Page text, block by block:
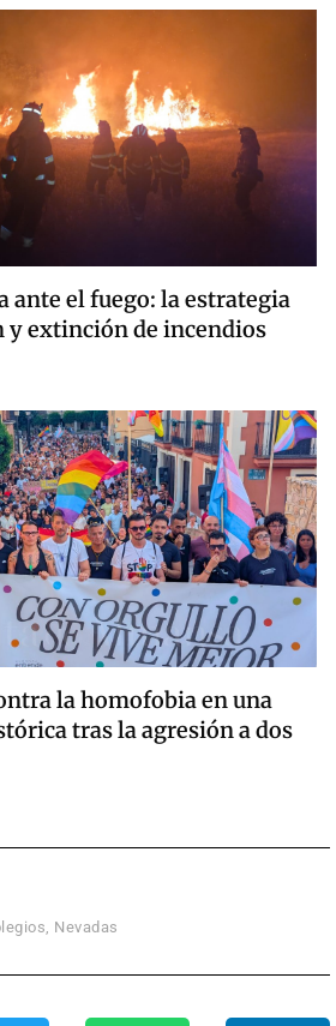
ante el fuego: la estrategia
y extinción de incendios
la homofobia en una
tras la agresión a dos
Nevadas